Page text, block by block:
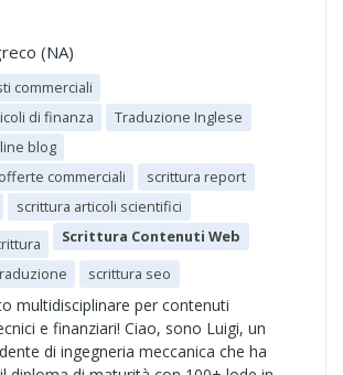
(NA)
commerciali
di finanza
Traduzione Inglese
blog
commerciali
scrittura report
scrittura articoli scientifici
Scrittura Contenuti Web
scrittura seo
multidisciplinare per contenuti
e finanziari! Ciao, sono Luigi, un
di ingegneria meccanica che ha